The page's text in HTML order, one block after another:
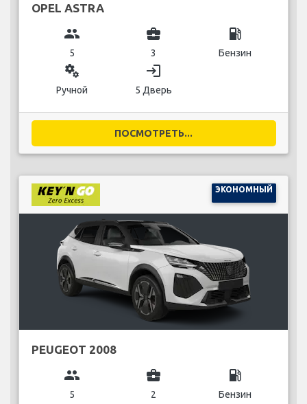
OPEL ASTRA
group
5
business_center
3
local_gas_station
Бензин
miscellaneous_services
Ручной
login
5 Дверь
ПОСМОТРЕТЬ...
ЭКОНОМНЫЙ
PEUGEOT 2008
group
5
business_center
2
local_gas_station
Бензин